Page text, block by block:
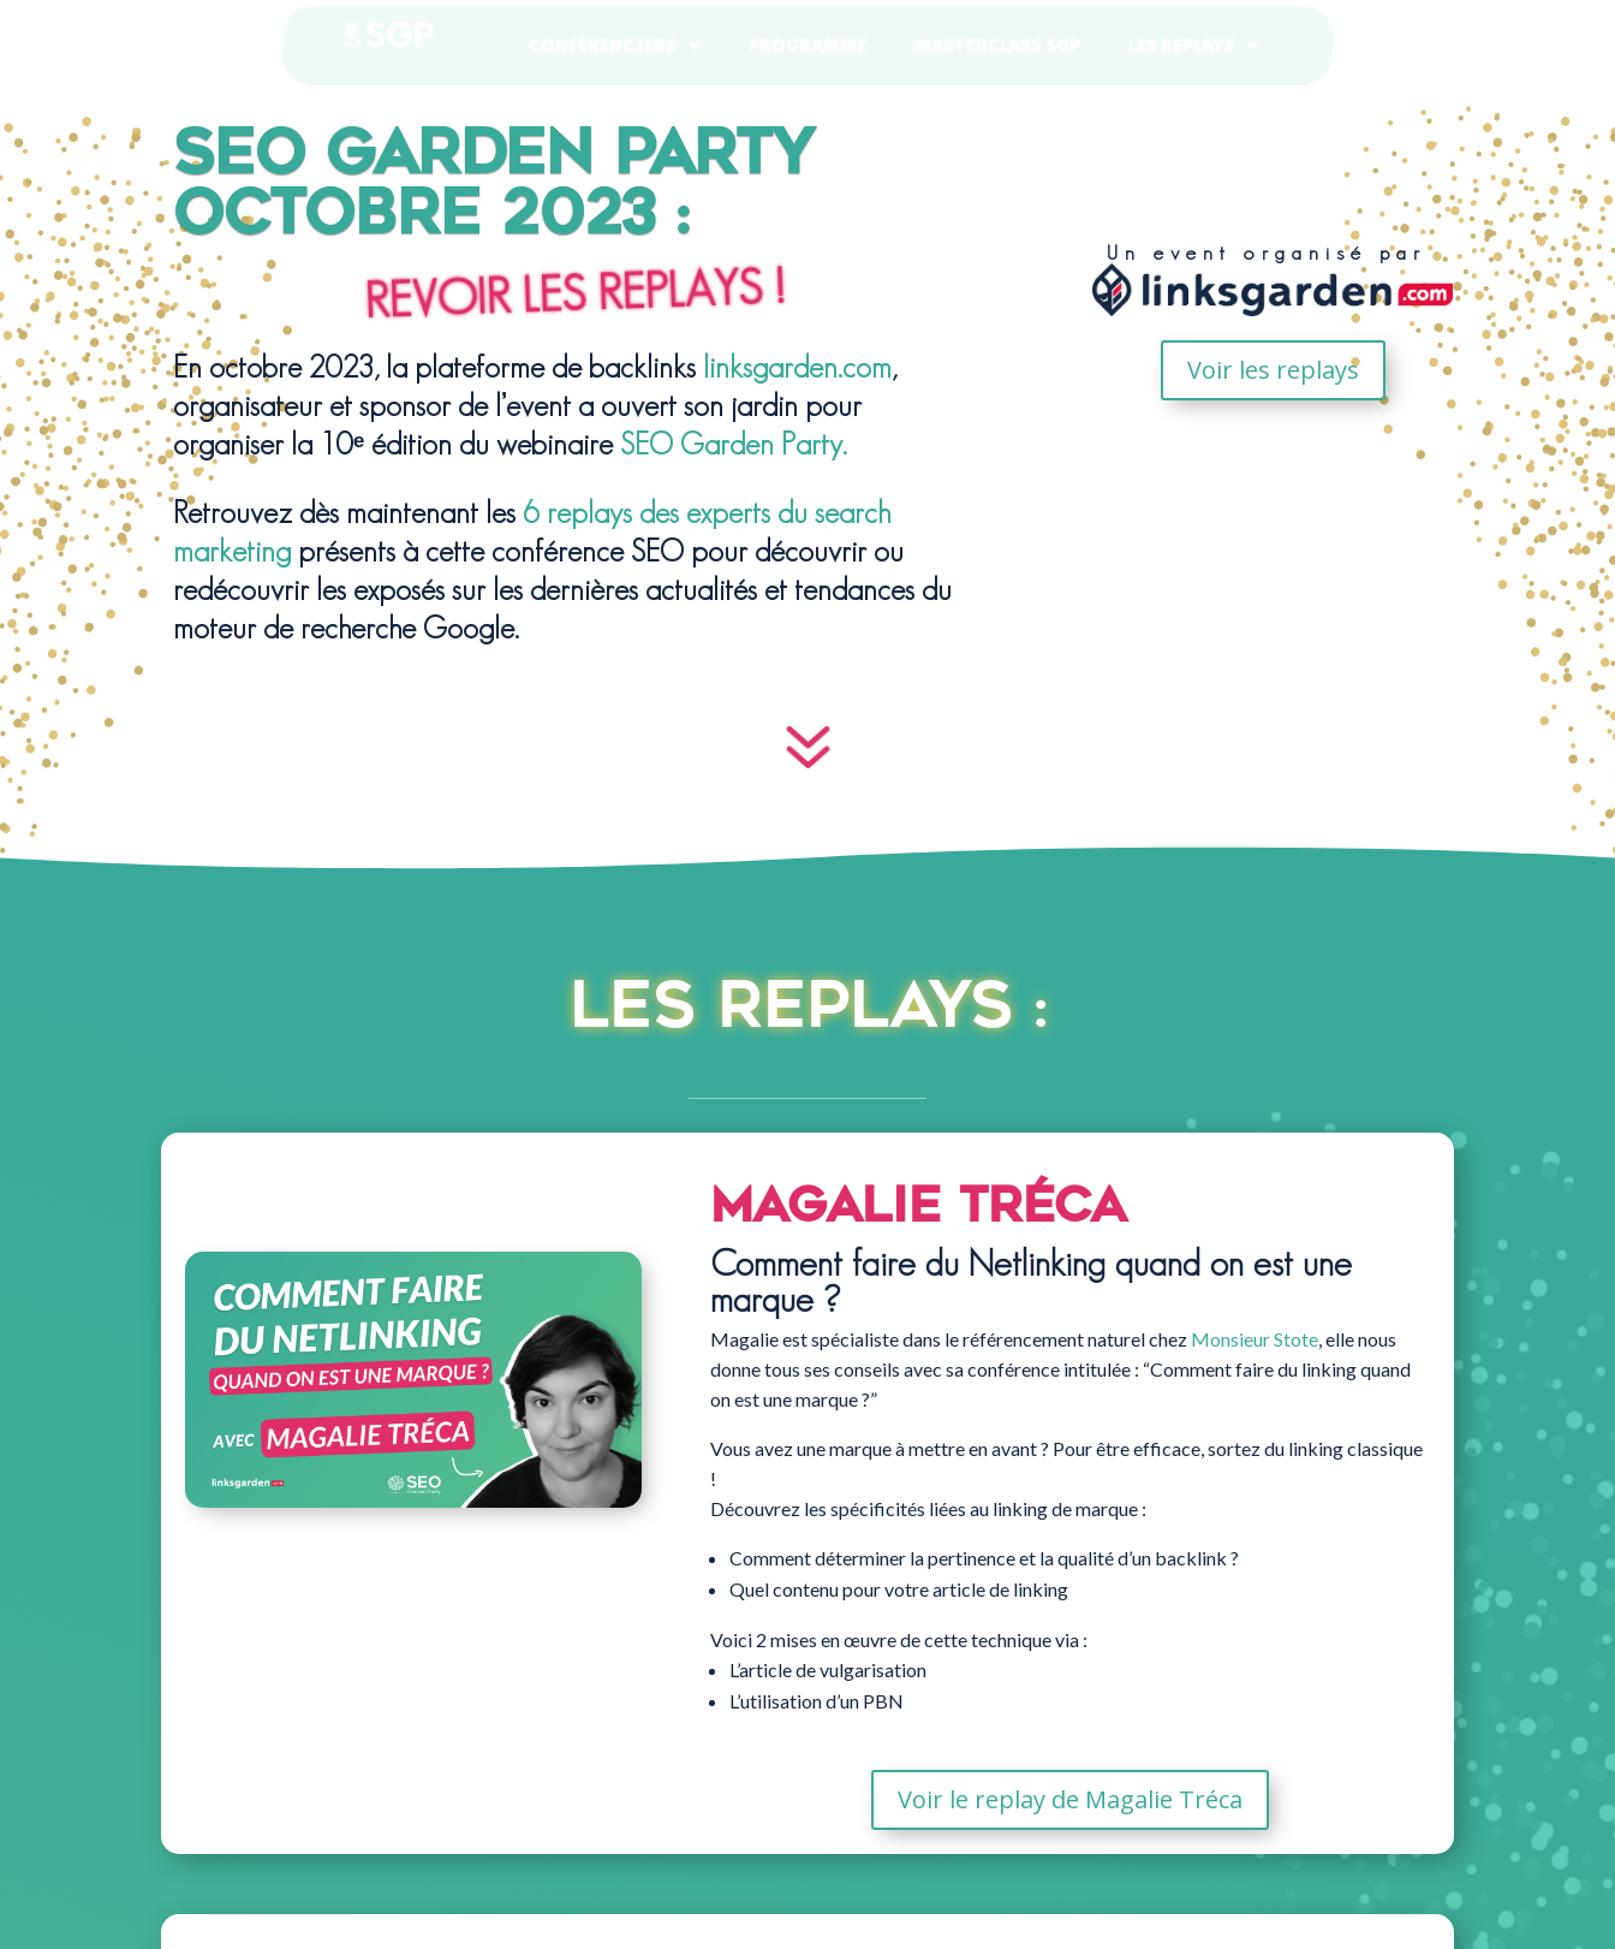
SEO GARDEN PARTY
OCTOBRE 2023 :
REVOIR LES REPLAYS !
En octobre 2023, la plateforme de backlinks linksgarden.com,
organisateur et sponsor de l’event a ouvert son jardin pour
organiser la 10ᵉ édition du webinaire SEO Garden Party.
Retrouvez dès maintenant les 6 replays des experts du search
marketing présents à cette conférence SEO pour découvrir ou
redécouvrir les exposés sur les dernières actualités et tendances du
moteur de recherche Google.
Un event organisé par
Voir les replays
7
Les replays :
Magalie Tréca
Comment faire du Netlinking quand on est une
marque ?
Magalie est spécialiste dans le référencement naturel chez Monsieur Stote , elle nous
donne tous ses conseils avec sa conférence intitulée : “Comment faire du linking quand
on est une marque ?”
Vous avez une marque à mettre en avant ? Pour être efficace, sortez du linking classique
!
Découvrez les spécificités liées au linking de marque :
Comment déterminer la pertinence et la qualité d’un backlink ?
Quel contenu pour votre article de linking
Voici 2 mises en œuvre de cette technique via :
L’article de vulgarisation
L’utilisation d’un PBN
Voir le replay de Magalie Tréca